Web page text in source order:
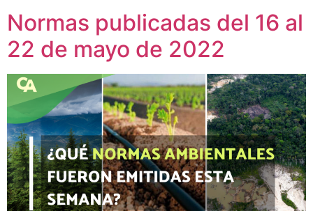
Normas publicadas del 16 al
22 de mayo de 2022